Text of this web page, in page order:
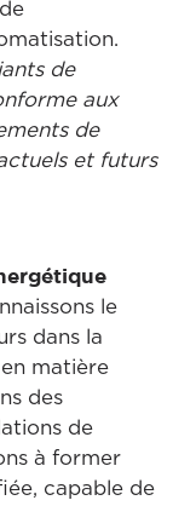
de
aux
de
et futurs
le
dans la
matière
des
de
à former
capable de